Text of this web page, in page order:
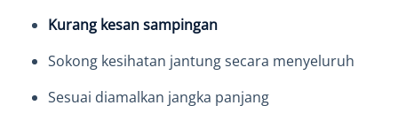
Kurang kesan sampingan
Sokong kesihatan jantung secara menyeluruh
Sesuai diamalkan jangka panjang